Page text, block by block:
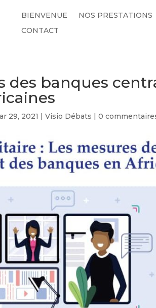
BIENVENUE NOS PRESTATIONS
CONTACT
des banques
29, 2021 |Visio Débats |0